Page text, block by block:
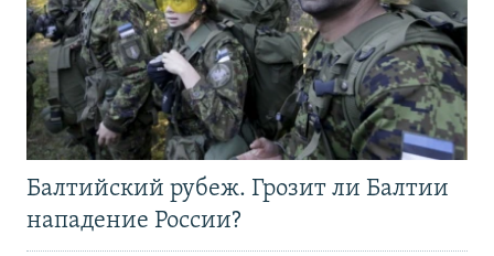
Балтийский рубеж. Грозит ли Балтии
нападение России?